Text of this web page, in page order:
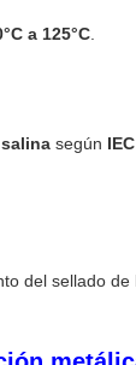
a 125°C
según
del sellado